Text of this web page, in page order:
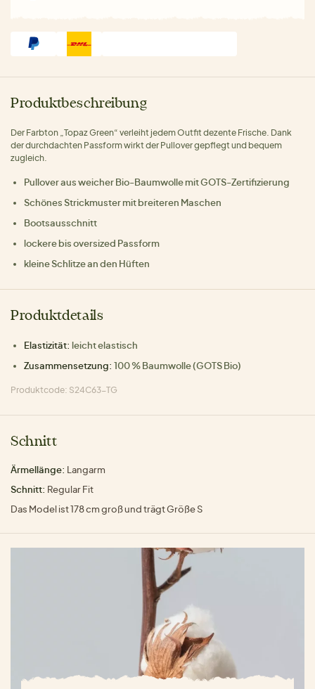
Produktbeschreibung
Der Farbton „Topaz Green“ verleiht jedem Outfit dezente Frische. Dank
der durchdachten Passform wirkt der Pullover gepflegt und bequem
zugleich.
Pullover aus weicher Bio-Baumwolle mit GOTS-Zertifizierung
Schönes Strickmuster mit breiteren Maschen
Bootsausschnitt
lockere bis oversized Passform
kleine Schlitze an den Hüften
Produktdetails
Elastizität: leicht elastisch
Zusammensetzung: 100 % Baumwolle (GOTS Bio)
Produktcode: S24C63-TG
Schnitt
Ärmellänge: Langarm
Schnitt: Regular Fit
Das Model ist 178 cm groß und trägt Größe S